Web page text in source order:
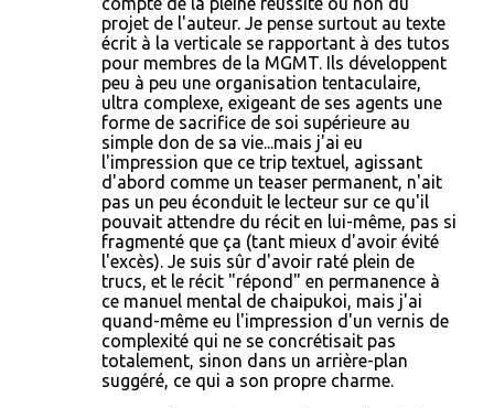
projet de l'auteur. Je pense surtout au texte
écrit à la verticale se rapportant à des tutos
pour membres de la MGMT. Ils développent
peu à peu une organisation tentaculaire,
ultra complexe, exigeant de ses agents une
forme de sacrifice de soi supérieure au
simple don de sa vie...mais j'ai eu
l'impression que ce trip textuel, agissant
d'abord comme un teaser permanent, n'ait
pas un peu éconduit le lecteur sur ce qu'il
pouvait attendre du récit en lui-même, pas si
fragmenté que ça (tant mieux d'avoir évité
l'excès). Je suis sûr d'avoir raté plein de
trucs, et le récit "répond" en permanence à
ce manuel mental de chaipukoi, mais j'ai
quand-même eu l'impression d'un vernis de
complexité qui ne se concrétisait pas
totalement, sinon dans un arrière-plan
suggéré, ce qui a son propre charme.